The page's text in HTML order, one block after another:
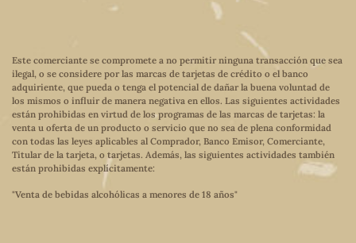
Este comerciante se compromete a no permitir ninguna transacción que sea
ilegal, o se considere por las marcas de tarjetas de crédito o el banco
adquiriente, que pueda o tenga el potencial de dañar la buena voluntad de
los mismos o influir de manera negativa en ellos. Las siguientes actividades
están prohibidas en virtud de los programas de las marcas de tarjetas: la
venta u oferta de un producto o servicio que no sea de plena conformidad
con todas las leyes aplicables al Comprador, Banco Emisor, Comerciante,
Titular de la tarjeta, o tarjetas. Además, las siguientes actividades también
están prohibidas explícitamente:
"Venta de bebidas alcohólicas a menores de 18 años"